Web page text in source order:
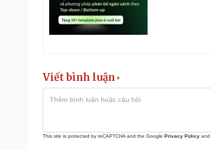
Viết bình luận
This site is protected by reCAPTCHA and the Google Privacy Policy and